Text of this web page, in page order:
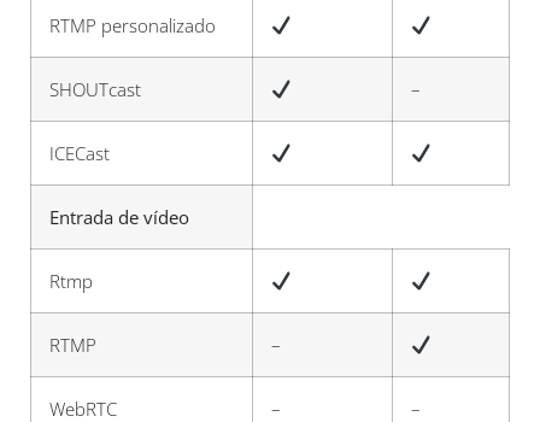
RTMP personalizado
SHOUTcast –
ICECast
Entrada de vídeo
Rtmp
RTMP –
WebRTC – –